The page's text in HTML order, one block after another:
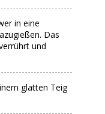
in eine
Das
und
glatten Teig